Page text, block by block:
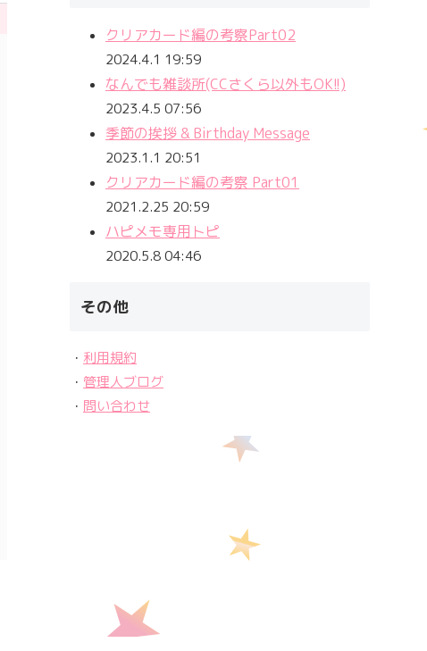
クリアカード編の考察Part02
2024.4.1 19:59
なんでも雑談所(CCさくら以外もOK!!)
2023.4.5 07:56
季節の挨拶 & Birthday Message
2023.1.1 20:51
クリアカード編の考察 Part01
2021.2.25 20:59
ハピメモ専用トピ
2020.5.8 04:46
その他
・ 利用規約
・ 管理人ブログ
・ 問い合わせ